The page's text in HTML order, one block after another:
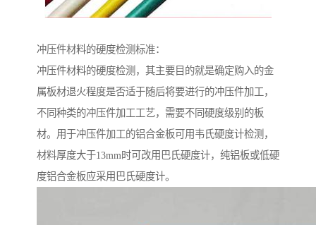
冲压件材料的硬度检测标准：
冲压件材料的硬度检测，其主要目的就是确定购入的金
属板材退火程度是否适于随后将要进行的冲压件加工，
不同种类的冲压件加工工艺，需要不同硬度级别的板
材。用于冲压件加工的铝合金板可用韦氏硬度计检测，
材料厚度大于13mm时可改用巴氏硬度计，纯铝板或低硬
度铝合金板应采用巴氏硬度计。